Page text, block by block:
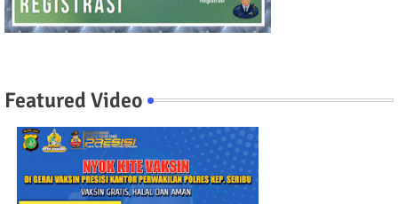
Featured Video